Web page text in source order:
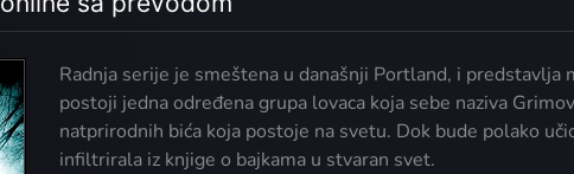
Radnja serije je smeštena u današnji Portland, i
postoji jedna određena grupa lovaca koja sebe naziva
natprirodnih bića koja postoje na svetu. Dok bude polako
infiltrirala iz knjige o bajkama u stvaran svet.